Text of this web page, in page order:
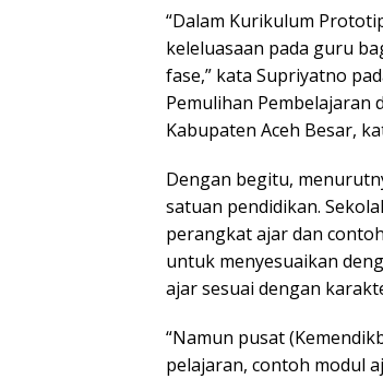
“Dalam Kurikulum
keleluasaan pada guru
fase,” kata Supriyatno
Pemulihan Pembelajaran
Kabupaten Aceh Besar,
Dengan begitu,
satuan pendidikan.
perangkat ajar dan
untuk menyesuaikan
ajar sesuai dengan
“Namun pusat
pelajaran, contoh modul